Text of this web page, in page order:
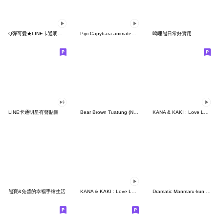
嗚哩熊日常好實用
LINE卡通明星有聲貼圖 Bear Brown Tuatung (No text) KANA & KAKI : Love Love 4 - EN
熊寶&兔醬的幸福手繪生活